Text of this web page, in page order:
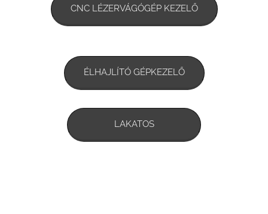
CNC LÉZERVÁGÓGÉP KEZELŐ
ÉLHAJLÍTÓ GÉPKEZELŐ
LAKATOS